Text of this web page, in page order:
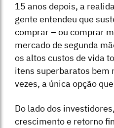
15 anos depois, a
gente entendeu que
comprar – ou comprar
mercado de segunda
os altos custos de vida
itens superbaratos bem
vezes, a única opção
Do lado dos
crescimento e retorno